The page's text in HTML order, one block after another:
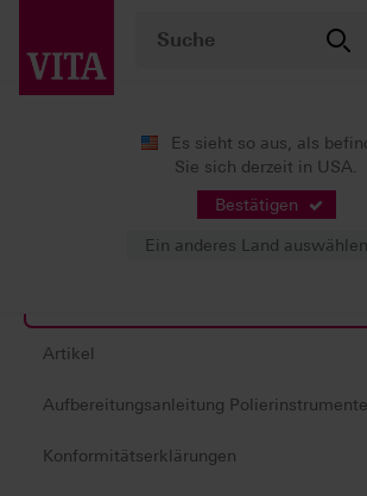
Es sieht so aus, als
Sie sich derzeit in USA.
Bestätigen
Ein anderes Land auswählen
VITA CERAMICS
Artikel
Aufbereitungsanleitung Polierinstrumente
Konformitätserklärungen